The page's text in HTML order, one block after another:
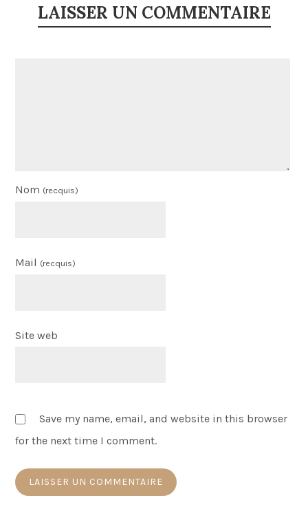
LAISSER UN COMMENTAIRE
Nom (recquis)
Mail (recquis)
Site web
Save my name, email, and website in this browser
for the next time I comment.